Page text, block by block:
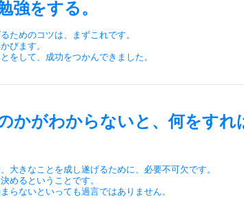
強をする。
ためのコツは、まずこれです。
びます。
をして、成功をつかんできました。
かがわからないと、何をすれ
大きなことを成し遂げるために、必要不可欠です。
めるということです。
らないといっても過言ではありません。